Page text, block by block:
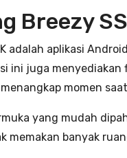
Breezy
adalah aplikasi
ini juga
momen
yang mudah
memakan banyak